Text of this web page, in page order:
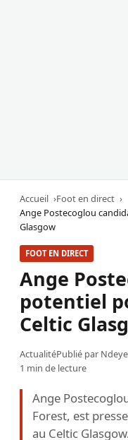
Accueil
Foot en direct
Ange Postecoglou
Glasgow
FOOT EN DIRECT
Ange
potentiel
Celtic
ActualitéPublié par
1 min de lecture
Ange
Forest, est
au Celtic